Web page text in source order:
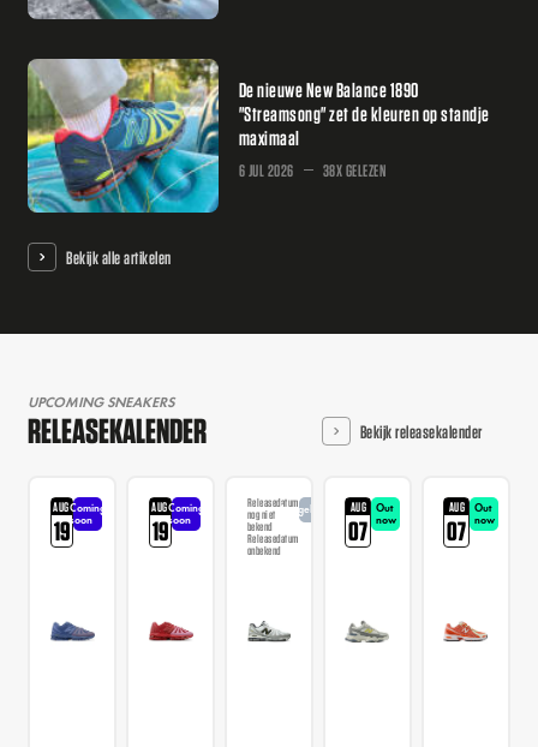
De nieuwe New Balance 1890
"Streamsong" zet de kleuren op standje
maximaal
6 JUL 2026 38X GELEZEN
Bekijk alle artikelen
UPCOMING SNEAKERS
RELEASEKALENDER Bekijk releasekalender
AUG
19
Coming
soon
AUG
19
Coming
soon
Releasedatum
nog niet
bekend
Releasedatum
onbekend
Aangekondigd AUG
07
Out
now
AUG
07
Out
now